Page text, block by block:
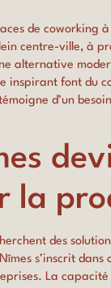
de coworking à
centre-ville, à
alternative
inspirant font du
d’un
la
des
s’inscrit
La